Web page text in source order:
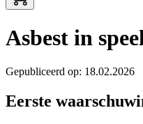
Asbest in
Gepubliceerd op: 18.02.2026
Eerste